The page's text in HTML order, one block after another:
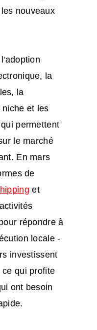
nouveaux
la
la
et les
permettent
le marché
En mars
de
et
répondre à
locale -
investissent
qui profite
ont besoin